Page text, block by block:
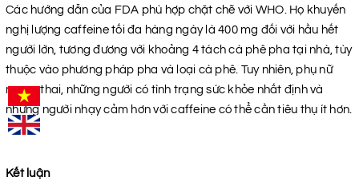
Các hướng dẫn của FDA phù hợp chặt chẽ với WHO. Họ khuyến
nghị lượng caffeine tối đa hàng ngày là 400 mg đối với hầu hết
người lớn, tương đương với khoảng 4 tách cà phê pha tại nhà, tùy
thuộc vào phương pháp pha và loại cà phê. Tuy nhiên, phụ nữ
mang thai, những người có tình trạng sức khỏe nhất định và
những người nhạy cảm hơn với caffeine có thể cần tiêu thụ ít hơn.
Kết luận